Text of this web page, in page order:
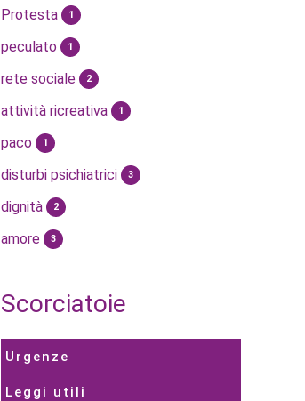
Protesta 1
peculato 1
rete sociale 2
attività ricreativa 1
paco 1
disturbi psichiatrici 3
dignità 2
amore 3
Scorciatoie
Urgenze
Leggi utili